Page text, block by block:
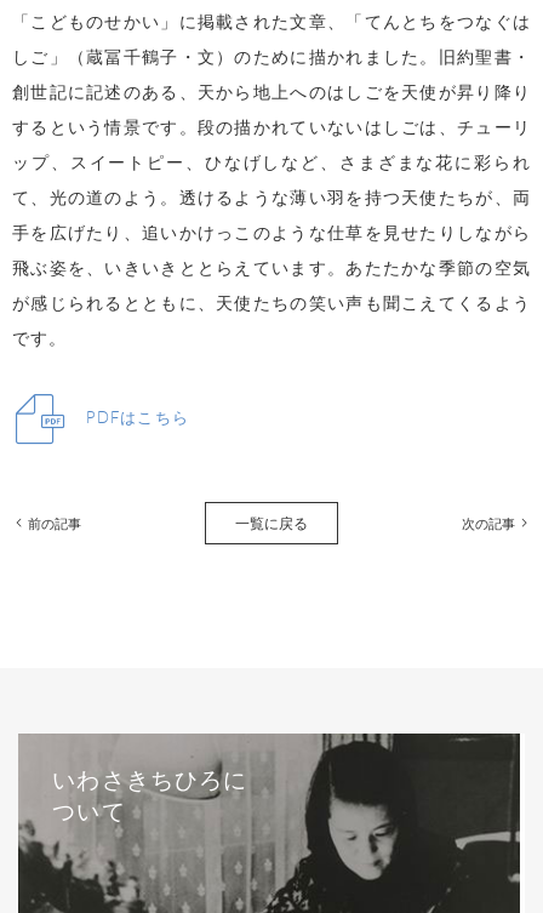
「こどものせかい」に掲載された文章、「てんとちをつなぐは
しご」（蔵冨千鶴子・文）のために描かれました。旧約聖書・
創世記に記述のある、天から地上へのはしごを天使が昇り降り
するという情景です。段の描かれていないはしごは、チューリ
ップ、スイートピー、ひなげしなど、さまざまな花に彩られ
て、光の道のよう。透けるような薄い羽を持つ天使たちが、両
手を広げたり、追いかけっこのような仕草を見せたりしながら
飛ぶ姿を、いきいきととらえています。あたたかな季節の空気
が感じられるとともに、天使たちの笑い声も聞こえてくるよう
です。
PDFはこちら
前の記事 一覧に戻る 次の記事
いわさきちひろに
ついて